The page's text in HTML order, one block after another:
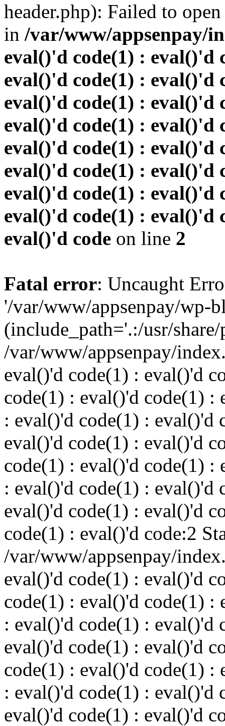
header.php): Failed to
in /var/www/appsenpay/
eval()'d code(1) : eval()'d
eval()'d code(1) : eval()'d
eval()'d code(1) : eval()'d
eval()'d code(1) : eval()'d
eval()'d code(1) : eval()'d
eval()'d code(1) : eval()'d
eval()'d code(1) : eval()'d
eval()'d code(1) : eval()'d
eval()'d code on line 2
Fatal error: Uncaught
'/var/www/appsenpay/wp-
(include_path='.:/usr/
/var/www/appsenpay/
eval()'d code(1) : eval()'d
code(1) : eval()'d code(1) :
: eval()'d code(1) : eval()'d
eval()'d code(1) : eval()'d
code(1) : eval()'d code(1) :
: eval()'d code(1) : eval()'d
eval()'d code(1) : eval()'d
code(1) : eval()'d code:2
/var/www/appsenpay/
eval()'d code(1) : eval()'d
code(1) : eval()'d code(1) :
: eval()'d code(1) : eval()'d
eval()'d code(1) : eval()'d
code(1) : eval()'d code(1) :
: eval()'d code(1) : eval()'d
eval()'d code(1) : eval()'d